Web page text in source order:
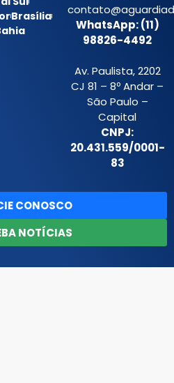
Brasília
WhatsApp: (11)
98826-4492
Av. Paulista, 2202
CJ 81 – 8º Andar –
São Paulo –
Capital
CNPJ:
20.431.559/0001-
83
CONOSCO
NOTÍCIAS